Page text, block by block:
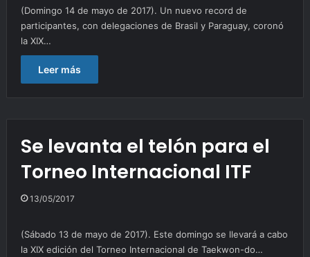
(Domingo 14 de mayo de 2017). Un nuevo record de
participantes, con delegaciones de Brasil y Paraguay, coronó
la XIX…
Leer más
Se levanta el telón para el
Torneo Internacional ITF
13/05/2017
(Sábado 13 de mayo de 2017). Este domingo se llevará a cabo
la XIX edición del Torneo Internacional de Taekwon-do…